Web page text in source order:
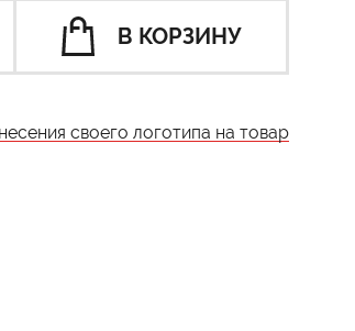
В КОРЗИНУ
своего логотипа на товар